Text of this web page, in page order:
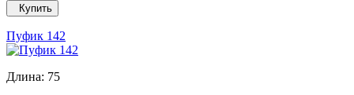
Купить
Пуфик 142
Длина: 75